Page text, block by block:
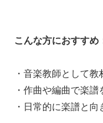
こんな方におすすめ
・音楽教師として
・作曲や編曲で楽
・日常的に楽譜と